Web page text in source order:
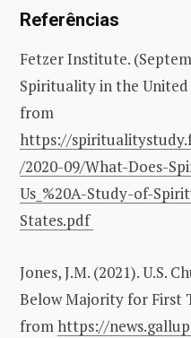
Referências
Fetzer Institute.
Spirituality in the
from
https://
/2020-09/What-Does-
Us_%20A-Study-of-
States.pdf
Jones, J.M. (2021). U.S.
Below Majority for First
fromhttps://